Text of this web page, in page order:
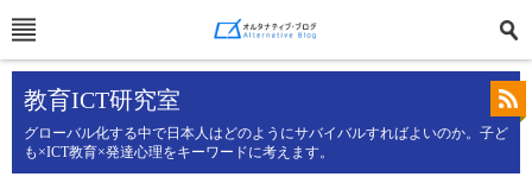
教育ICT研究室
グローバル化する中で日本人はどのようにサバイバルすればよいのか。子ど
も×ICT教育×発達心理をキーワードに考えます。